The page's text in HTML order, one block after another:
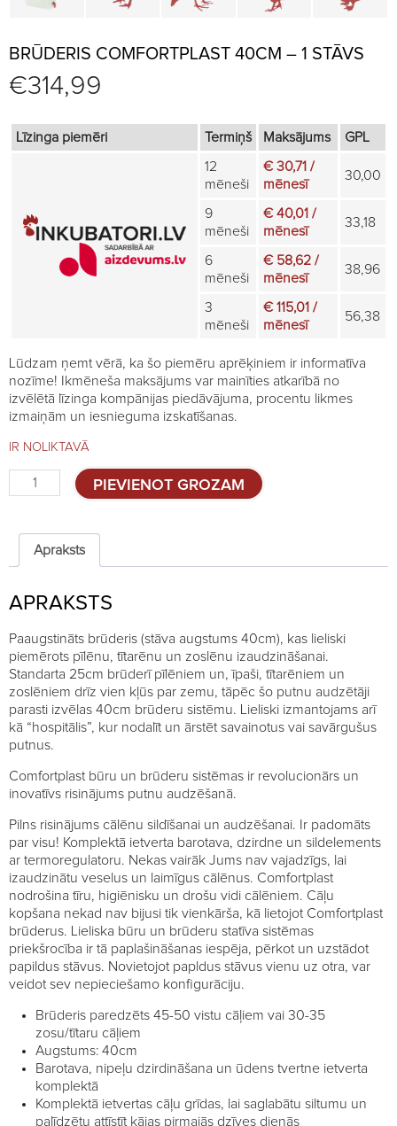
BRŪDERIS COMFORTPLAST 40CM – 1 STĀVS
€314,99
Līzinga piemēri Termiņš Maksājums GPL
12
mēneši
€ 30,71 /
mēnesī
30,00
9
mēneši
€ 40,01 /
mēnesī
33,18
6
mēneši
€ 58,62 /
mēnesī
38,96
3
mēneši
€ 115,01 /
mēnesī
56,38
Lūdzam ņemt vērā, ka šo piemēru aprēķiniem ir informatīva
nozīme! Ikmēneša maksājums var mainīties atkarībā no
izvēlētā līzinga kompānijas piedāvājuma, procentu likmes
izmaiņām un iesnieguma izskatīšanas.
IR NOLIKTAVĀ
Brūderis
Comfortplast
stāvs
PIEVIENOT GROZAM
Apraksts
APRAKSTS
Paaugstināts brūderis (stāva augstums 40cm), kas lieliski
piemērots pīlēnu, tītarēnu un zoslēnu izaudzināšanai.
Standarta 25cm brūderī pīlēniem un, īpaši, tītarēniem un
zoslēniem drīz vien kļūs par zemu, tāpēc šo putnu audzētāji
parasti izvēlas 40cm brūderu sistēmu. Lieliski izmantojams arī
kā “hospitālis”, kur nodalīt un ārstēt savainotus vai savārgušus
putnus.
Comfortplast būru un brūderu sistēmas ir revolucionārs un
inovatīvs risinājums putnu audzēšanā.
Pilns risinājums cālēnu sildīšanai un audzēšanai. Ir padomāts
par visu! Komplektā ietverta barotava, dzirdne un sildelements
ar termoregulatoru. Nekas vairāk Jums nav vajadzīgs, lai
izaudzinātu veselus un laimīgus cālēnus. Comfortplast
nodrošina tīru, higiēnisku un drošu vidi cālēniem. Cāļu
kopšana nekad nav bijusi tik vienkārša, kā lietojot Comfortplast
brūderus. Lieliska būru un brūderu statīva sistēmas
priekšrocība ir tā paplašināšanas iespēja, pērkot un uzstādot
papildus stāvus. Novietojot papldus stāvus vienu uz otra, var
veidot sev nepieciešamo konfigurāciju.
Brūderis paredzēts 45-50 vistu cāļiem vai 30-35
zosu/tītaru cāļiem
Augstums: 40cm
Barotava, nipeļu dzirdināšana un ūdens tvertne ietverta
komplektā
Komplektā ietvertas cāļu grīdas, lai saglabātu siltumu un
palīdzētu attīstīt kājas pirmajās dzīves dienās